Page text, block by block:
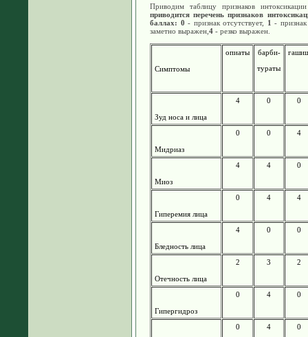
Приводим таблицу признаков
приводится перечень признаков
баллах: 0 - признак отсутствует, 1 -
заметно выражен, 4 - резко выражен.
Симптомы
опиаты
барби-
тураты
Зуд носа и лица
4 0 0
Мидриаз
0 0 4
Миоз
4 4 0
Гиперемия лица
0 4 4
Бледность лица
4 0 0
Отечность лица
2 3 2
Гипергидроз
0 4 0
0 4 0